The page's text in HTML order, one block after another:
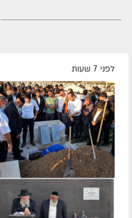
לפני 7 שעות